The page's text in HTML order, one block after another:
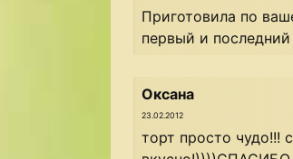
Приготовила по
первый и последний
Оксана
23.02.2012
торт просто чудо!!!